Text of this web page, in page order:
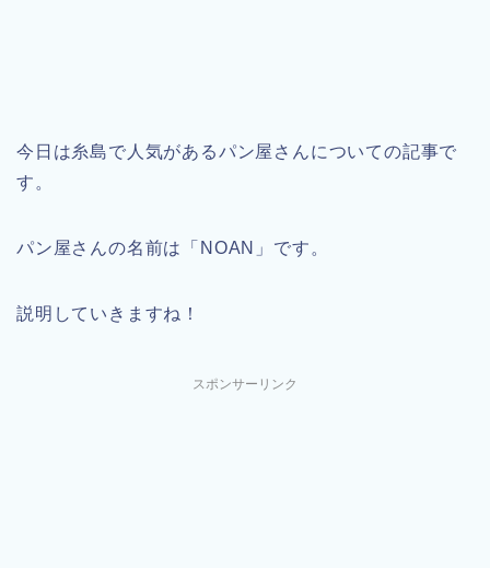
今日は糸島で人気があるパン屋さんについての記事で
す。
パン屋さんの名前は「NOAN」です。
説明していきますね！
スポンサーリンク